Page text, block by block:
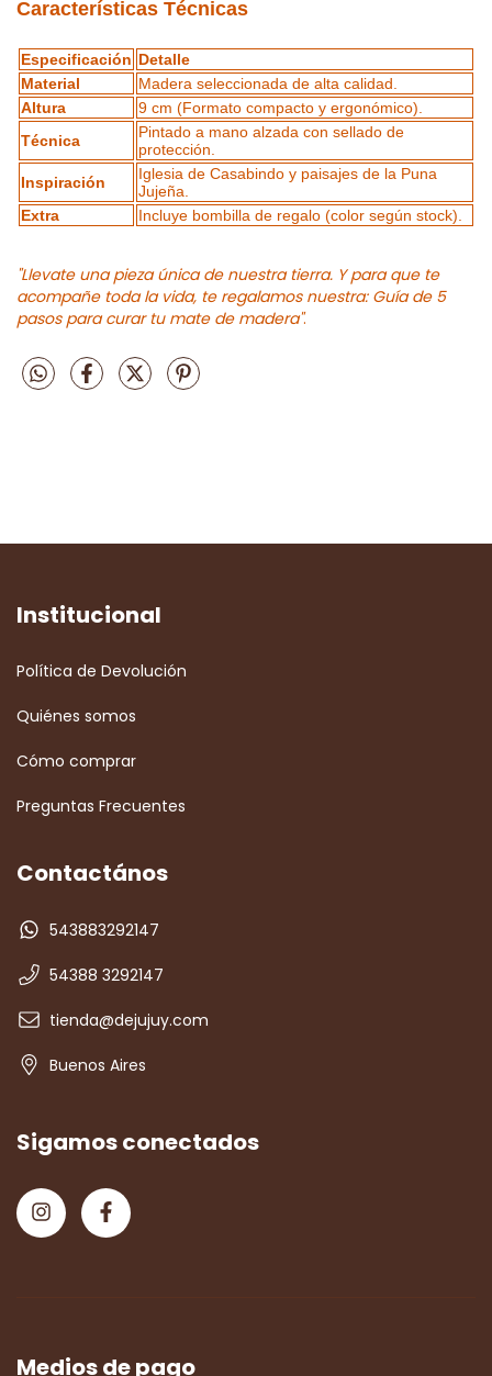
Características Técnicas
Especificación Detalle
Material
Madera seleccionada de alta calidad.
Altura
9 cm (Formato compacto y ergonómico).
Técnica
Pintado a mano alzada con sellado de
protección.
Inspiración
Iglesia de Casabindo y paisajes de la Puna
Jujeña.
Extra
Incluye bombilla de regalo (color según stock).
"Llevate una pieza única de nuestra tierra. Y para que te
acompañe toda la vida, te regalamos nuestra: Guía de 5
pasos para curar tu mate de madera".
Institucional
Política de Devolución
Quiénes somos
Cómo comprar
Preguntas Frecuentes
Contactános
543883292147
54388 3292147
tienda@dejujuy.com
Buenos Aires
Sigamos conectados
Medios de pago